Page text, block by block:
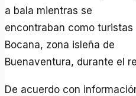
a bala mientras se
encontraban como
Bocana, zona isleña de
Buenaventura, durante el
De acuerdo con